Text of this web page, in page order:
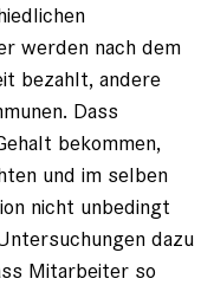
werden nach dem
bezahlt, andere
Dass
bekommen,
und im selben
nicht unbedingt
dazu
Mitarbeiter so